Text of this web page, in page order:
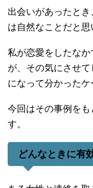
出会いがあったと
は自然なことだと思
私が恋愛をしたな
が、その気にさせ
になって分かったケ
今回はその事例を
す。
どんなときに有